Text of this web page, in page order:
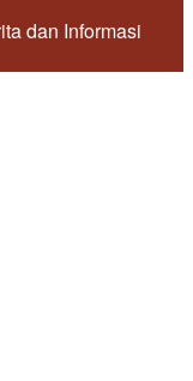
dan Informasi